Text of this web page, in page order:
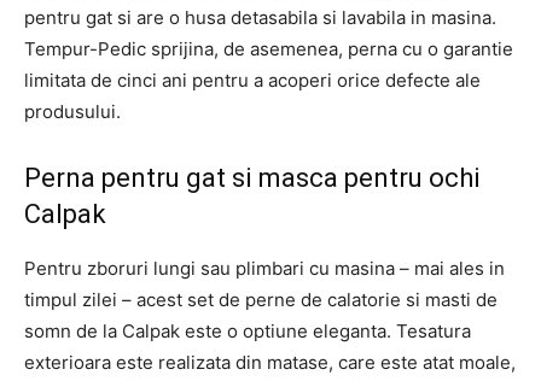
pentru gat si are o husa detasabila si lavabila in masina.
Tempur-Pedic sprijina, de asemenea, perna cu o garantie
limitata de cinci ani pentru a acoperi orice defecte ale
produsului.
Perna pentru gat si masca pentru ochi
Calpak
Pentru zboruri lungi sau plimbari cu masina – mai ales in
timpul zilei – acest set de perne de calatorie si masti de
somn de la Calpak este o optiune eleganta. Tesatura
exterioara este realizata din matase, care este atat moale,